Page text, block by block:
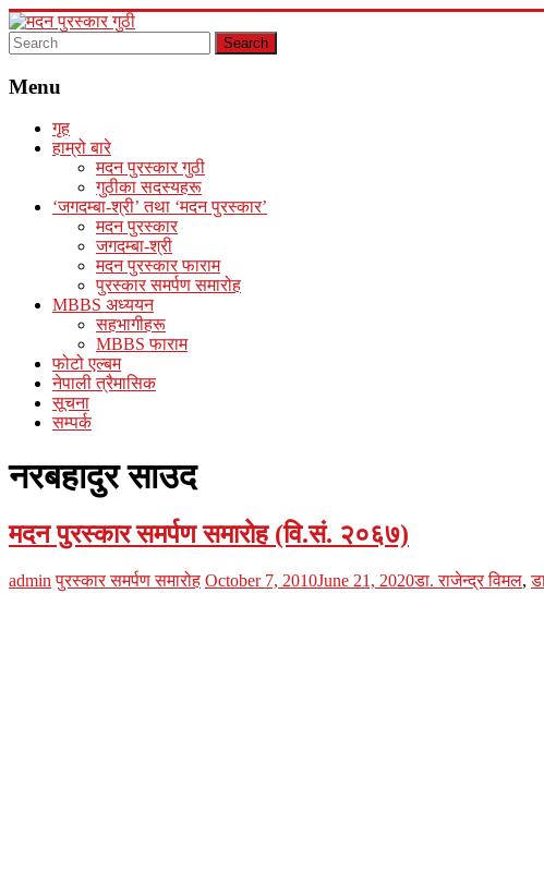
Skip
to
content
पुरस्कार
गुठी
Menu
गृह
हाम्रो बारे
मदन पुरस्कार गुठी
गुठीका सदस्यहरू
‘जगदम्बा-श्री’ तथा ‘मदन पुरस्कार’
मदन पुरस्कार
जगदम्बा-श्री
मदन पुरस्कार फाराम
पुरस्कार समर्पण समारोह
MBBS अध्ययन
सहभागीहरू
MBBS फाराम
फोटो एल्बम
नेपाली त्रैमासिक
सूचना
सम्पर्क
नरबहादुर साउद
मदन पुरस्कार समर्पण समारोह (वि.सं. २०६७)
admin पुरस्कार समर्पण समारोह October 7, 2010June 21, 2020डा. राजेन्द्र विमल,